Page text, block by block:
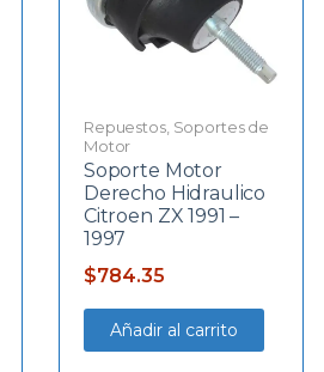
Repuestos, Soportes de
Motor
Soporte Motor
Derecho Hidraulico
Citroen ZX 1991 –
1997
$784.35
Añadir al carrito